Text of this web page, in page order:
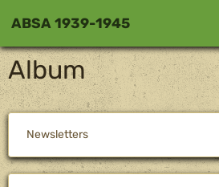
ABSA 1939-1945
Album
Newsletters